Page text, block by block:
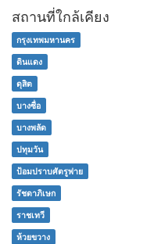
สถานที่ใกล้เคียง
กรุงเทพมหานคร
ดินแดง
ดุสิต
บางซื่อ
บางพลัด
ปทุมวัน
ป้อมปราบศัตรูพ่าย
รัชดาภิเษก
ราชเทวี
ห้วยขวาง